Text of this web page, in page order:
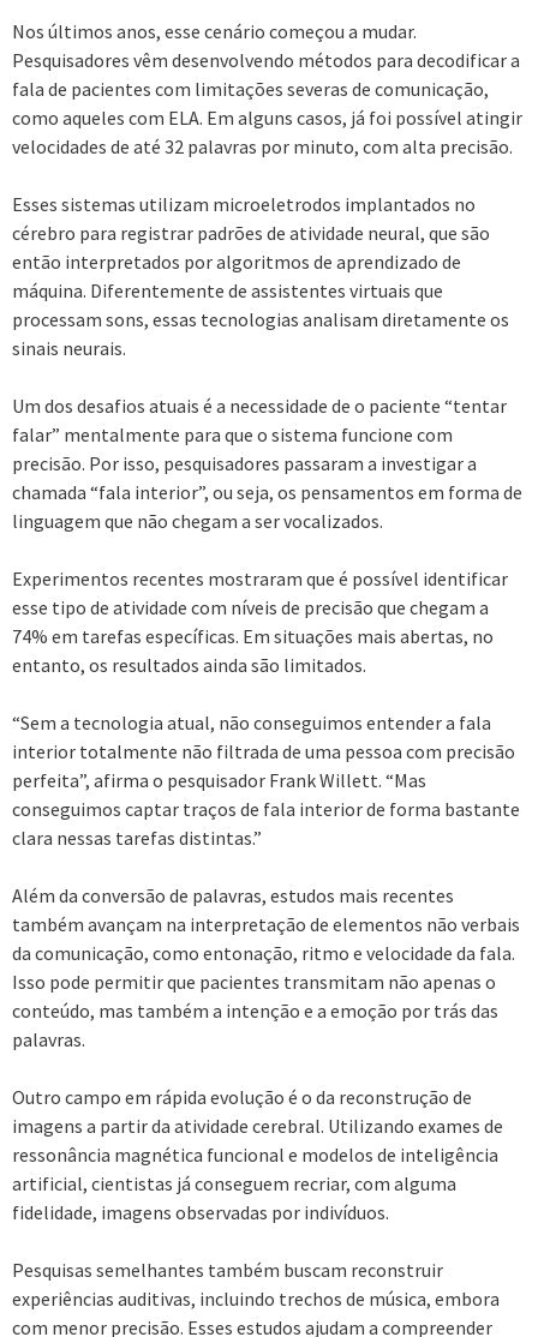
Nos últimos anos, esse cenário começou a mudar.
Pesquisadores vêm desenvolvendo métodos para decodificar a
fala de pacientes com limitações severas de comunicação,
como aqueles com ELA. Em alguns casos, já foi possível atingir
velocidades de até 32 palavras por minuto, com alta precisão.
Esses sistemas utilizam microeletrodos implantados no
cérebro para registrar padrões de atividade neural, que são
então interpretados por algoritmos de aprendizado de
máquina. Diferentemente de assistentes virtuais que
processam sons, essas tecnologias analisam diretamente os
sinais neurais.
Um dos desafios atuais é a necessidade de o paciente “tentar
falar” mentalmente para que o sistema funcione com
precisão. Por isso, pesquisadores passaram a investigar a
chamada “fala interior”, ou seja, os pensamentos em forma de
linguagem que não chegam a ser vocalizados.
Experimentos recentes mostraram que é possível identificar
esse tipo de atividade com níveis de precisão que chegam a
74% em tarefas específicas. Em situações mais abertas, no
entanto, os resultados ainda são limitados.
“Sem a tecnologia atual, não conseguimos entender a fala
interior totalmente não filtrada de uma pessoa com precisão
perfeita”, afirma o pesquisador Frank Willett. “Mas
conseguimos captar traços de fala interior de forma bastante
clara nessas tarefas distintas.”
Além da conversão de palavras, estudos mais recentes
também avançam na interpretação de elementos não verbais
da comunicação, como entonação, ritmo e velocidade da fala.
Isso pode permitir que pacientes transmitam não apenas o
conteúdo, mas também a intenção e a emoção por trás das
palavras.
Outro campo em rápida evolução é o da reconstrução de
imagens a partir da atividade cerebral. Utilizando exames de
ressonância magnética funcional e modelos de inteligência
artificial, cientistas já conseguem recriar, com alguma
fidelidade, imagens observadas por indivíduos.
Pesquisas semelhantes também buscam reconstruir
experiências auditivas, incluindo trechos de música, embora
com menor precisão. Esses estudos ajudam a compreender